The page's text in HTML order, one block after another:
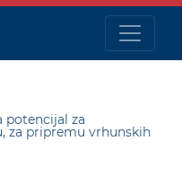
potencijal za
za pripremu vrhunskih